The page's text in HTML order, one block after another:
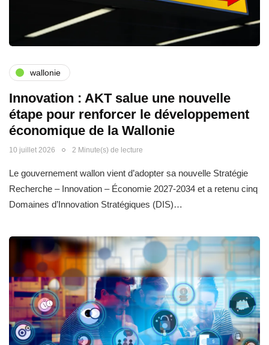
wallonie
Innovation : AKT salue une nouvelle
étape pour renforcer le développement
économique de la Wallonie
10 juillet 2026 2 Minute(s) de lecture
Le gouvernement wallon vient d’adopter sa nouvelle Stratégie
Recherche – Innovation – Économie 2027-2034 et a retenu cinq
Domaines d’Innovation Stratégiques (DIS)…